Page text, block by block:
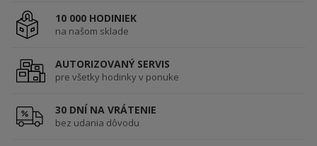
10 000 HODINIEK
na našom sklade
AUTORIZOVANÝ SERVIS
pre všetky hodinky v ponuke
30 DNÍ NA VRÁTENIE
bez udania dôvodu